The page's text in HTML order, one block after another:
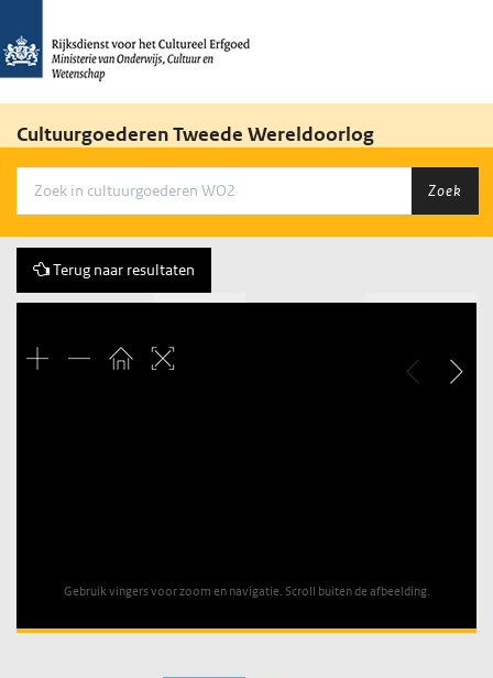
Cultuurgoederen Tweede Wereldoorlog
Zoek
Terug naar resultaten
Gebruik vingers voor zoom en navigatie. Scroll buiten de afbeelding.